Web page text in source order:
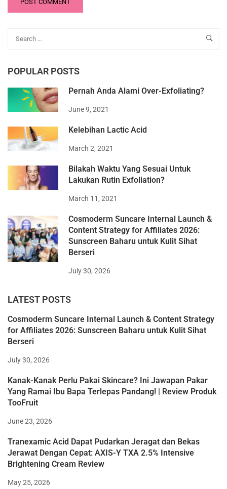
POPULAR POSTS
Pernah Anda Alami Over-Exfoliating?
June 9, 2021
Kelebihan Lactic Acid
March 2, 2021
Bilakah Waktu Yang Sesuai Untuk
Lakukan Rutin Exfoliation?
March 11, 2021
Cosmoderm Suncare Internal Launch &
Content Strategy for Affiliates 2026:
Sunscreen Baharu untuk Kulit Sihat
Berseri
July 30, 2026
LATEST POSTS
Cosmoderm Suncare Internal Launch & Content Strategy
for Affiliates 2026: Sunscreen Baharu untuk Kulit Sihat
Berseri
July 30, 2026
Kanak-Kanak Perlu Pakai Skincare? Ini Jawapan Pakar
Yang Ramai Ibu Bapa Terlepas Pandang! | Review Produk
TooFruit
June 23, 2026
Tranexamic Acid Dapat Pudarkan Jeragat dan Bekas
Jerawat Dengan Cepat: AXIS-Y TXA 2.5% Intensive
Brightening Cream Review
May 25, 2026